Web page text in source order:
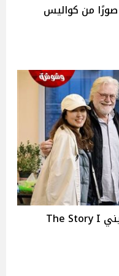
من كواليس
حسين فهمي بطل للفيلم الصيني The Story I